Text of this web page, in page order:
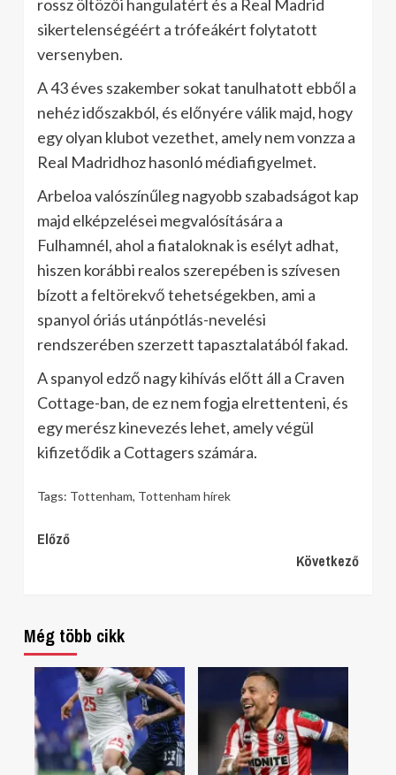
rossz öltözői hangulatért és a Real Madrid
sikertelenségéért a trófeákért folytatott
versenyben.
A 43 éves szakember sokat tanulhatott ebből a
nehéz időszakból, és előnyére válik majd, hogy
egy olyan klubot vezethet, amely nem vonzza a
Real Madridhoz hasonló médiafigyelmet.
Arbeloa valószínűleg nagyobb szabadságot kap
majd elképzelései megvalósítására a
Fulhamnél, ahol a fiataloknak is esélyt adhat,
hiszen korábbi realos szerepében is szívesen
bízott a feltörekvő tehetségekben, ami a
spanyol óriás utánpótlás-nevelési
rendszerében szerzett tapasztalatából fakad.
A spanyol edző nagy kihívás előtt áll a Craven
Cottage-ban, de ez nem fogja elrettenteni, és
egy merész kinevezés lehet, amely végül
kifizetődik a Cottagers számára.
Tags: Tottenham, Tottenham hírek
Continue
Előző
Következő
Még több cikk